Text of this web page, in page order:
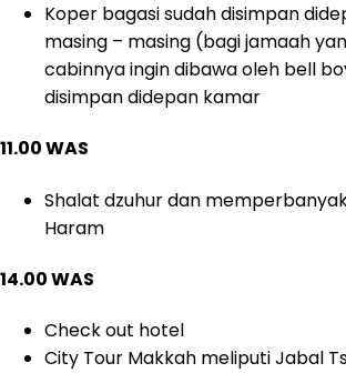
Koper bagasi sudah disimpan
masing – masing (bagi jamaah
cabinnya ingin dibawa oleh bell
disimpan didepan kamar
11.00 WAS
Shalat dzuhur dan
Haram
14.00 WAS
Check out hotel
City Tour Makkah meliputi Jabal